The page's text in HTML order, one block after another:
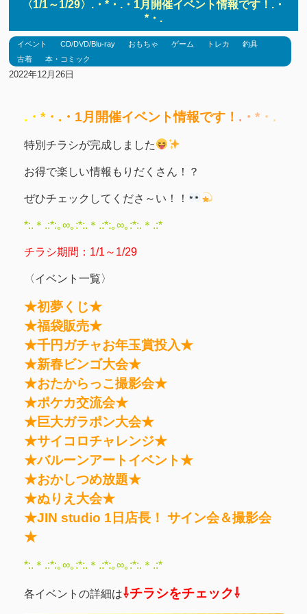
〈1/1～1/29〉.・*・.・1月開催イベント情報です！.・
*・.
イベント CD/DVD/Blu-ray おもちゃ ゲーム トレカ
釣具
古着
本・コミック
2022年12月26日
. ・ *・ . ・1月開催イベント情報です！ . ・ *・ .
特別チラシが完成しました
お得で楽しい情報もりだくさん！？
ぜひチェックしてくださ～い！！
*:.＊.:*:｡∞｡:*:.＊.:*:｡∞｡:*:.＊.:*
チラシ期間：1/1～1/29
〈イベント一覧〉
★初夢くじ★
★福袋販売★
★千円ガチャお年玉賞投入★
★新春ビンゴ大会★
★おたからっこ撮影会★
★ポケカ交流会★
★巨大ガラポン大会★
★サイコロチャレンジ★
★バルーンアートイベント★
★おかしつめ放題★
★ぬりえ大会★
★JIN studio 1日店長！ サイン会＆撮影会
★
*:.＊.:*:｡∞｡:*:.＊.:*:｡∞｡:*:.＊.:*
各イベントの詳細は⇩チラシをチェック⇩